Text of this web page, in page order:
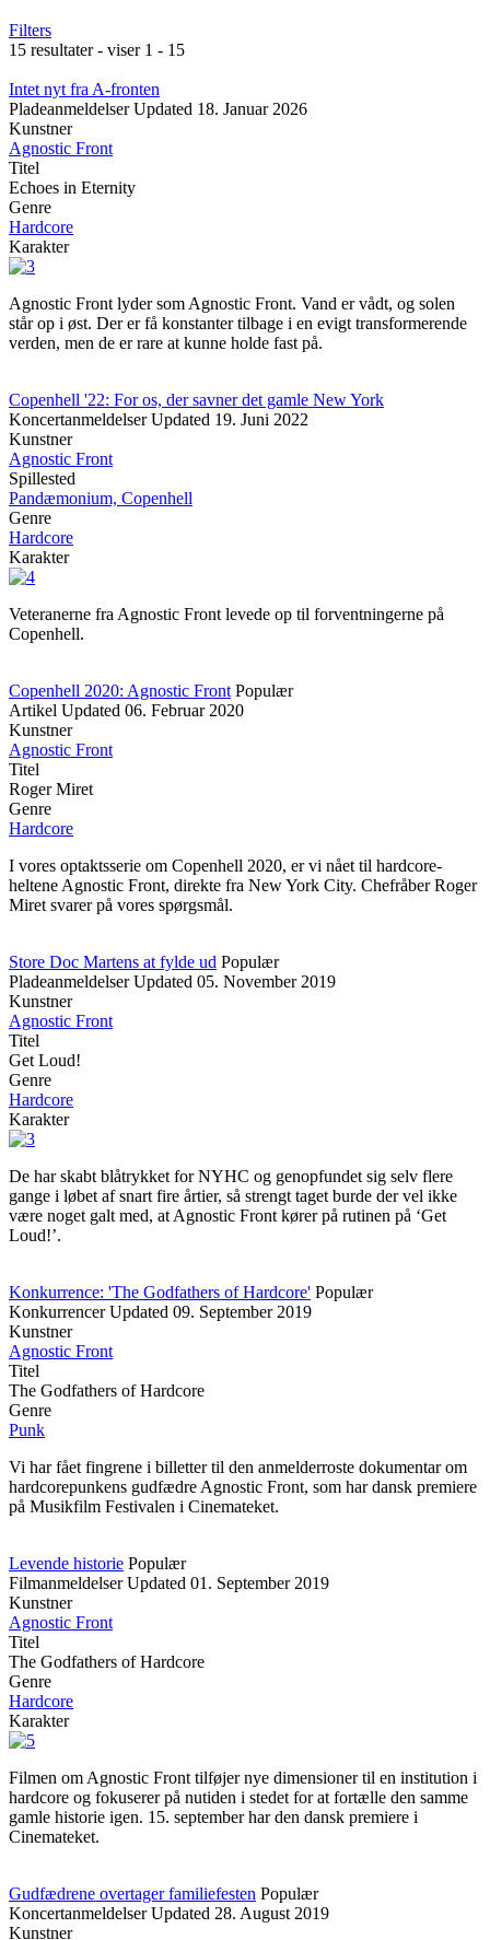
Filters
15 resultater - viser 1 - 15
Intet nyt fra A-fronten
Pladeanmeldelser Updated 18. Januar 2026
Kunstner
Agnostic Front
Titel
Echoes in Eternity
Genre
Hardcore
Karakter
Agnostic Front lyder som Agnostic Front. Vand er vådt, og solen
står op i øst. Der er få konstanter tilbage i en evigt transformerende
verden, men de er rare at kunne holde fast på.
Copenhell '22: For os, der savner det gamle New York
Koncertanmeldelser Updated 19. Juni 2022
Kunstner
Agnostic Front
Spillested
Pandæmonium, Copenhell
Genre
Hardcore
Karakter
Veteranerne fra Agnostic Front levede op til forventningerne på
Copenhell.
Copenhell 2020: Agnostic Front Populær
Artikel Updated 06. Februar 2020
Kunstner
Agnostic Front
Titel
Roger Miret
Genre
Hardcore
I vores optaktsserie om Copenhell 2020, er vi nået til hardcore-
heltene Agnostic Front, direkte fra New York City. Chefråber Roger
Miret svarer på vores spørgsmål.
Store Doc Martens at fylde ud Populær
Pladeanmeldelser Updated 05. November 2019
Kunstner
Agnostic Front
Titel
Get Loud!
Genre
Hardcore
Karakter
De har skabt blåtrykket for NYHC og genopfundet sig selv flere
gange i løbet af snart fire årtier, så strengt taget burde der vel ikke
være noget galt med, at Agnostic Front kører på rutinen på ‘Get
Loud!’.
Konkurrence: 'The Godfathers of Hardcore' Populær
Konkurrencer Updated 09. September 2019
Kunstner
Agnostic Front
Titel
The Godfathers of Hardcore
Genre
Punk
Vi har fået fingrene i billetter til den anmelderroste dokumentar om
hardcorepunkens gudfædre Agnostic Front, som har dansk premiere
på Musikfilm Festivalen i Cinemateket.
Levende historie Populær
Filmanmeldelser Updated 01. September 2019
Kunstner
Agnostic Front
Titel
The Godfathers of Hardcore
Genre
Hardcore
Karakter
Filmen om Agnostic Front tilføjer nye dimensioner til en institution i
hardcore og fokuserer på nutiden i stedet for at fortælle den samme
gamle historie igen. 15. september har den dansk premiere i
Cinemateket.
Gudfædrene overtager familiefesten Populær
Koncertanmeldelser Updated 28. August 2019
Kunstner